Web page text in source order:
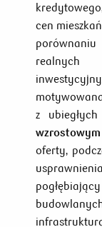
cen
realnych
z
oferty,